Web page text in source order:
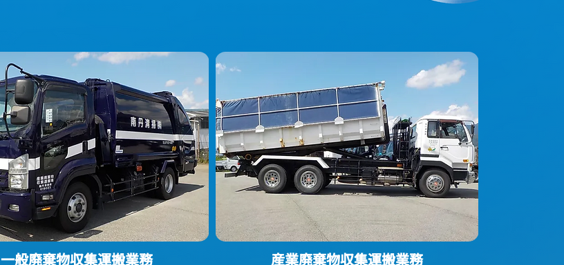
一般廃棄物収集運搬業務
​産業廃棄物収集運搬業務